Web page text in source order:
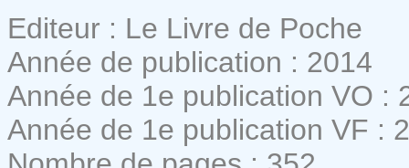
Editeur : Le Livre de Poche
Année de publication : 2014
Année de 1e publication VO :
Année de 1e publication VF :